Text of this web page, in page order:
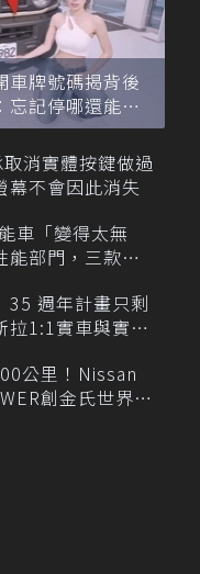
車牌號碼揭背後
忘記停哪還能幫
消實體按鍵做過
不會因此消失
車「變得太無
能部門，三款手
35 週年計畫只剩
拉1:1實車與實體
公里！Nissan
創金氏世界紀